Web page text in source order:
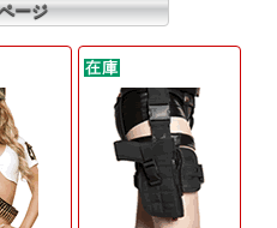
ージ